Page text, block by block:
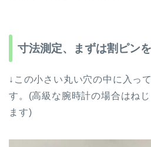
寸法測定、まずは割ピン
↓この小さい丸い穴の中に入っ
す。(高級な腕時計の場合はね
ます)